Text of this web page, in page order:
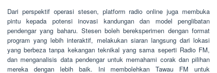
Dari perspektif operasi stesen, platform radio online juga membuka
pintu kepada potensi inovasi kandungan dan model penglibatan
pendengar yang baharu. Stesen boleh bereksperimen dengan format
program yang lebih interaktif, melakukan siaran langsung dari lokasi
yang berbeza tanpa kekangan teknikal yang sama seperti Radio FM,
dan menganalisis data pendengar untuk memahami corak dan pilihan
mereka dengan lebih baik. Ini membolehkan Tawau FM untuk